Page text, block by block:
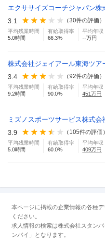
エクササイズコーチジャパン株
3.1 （30件の評価）
平均残業時間
5.0時間
有給取得率
66.3%
平均年収
--万円
株式会社ジェイアール東海ツア
3.4 （92件の評価）
平均残業時間
9.2時間
有給取得率
90.0%
平均年収
451万円
ミズノスポーツサービス株式会
3.9 （ 105件の評価）
平均残業時間
5.0時間
有給取得率
60.0%
平均年収
409万円
本ページに掲載の企業情報の各種
ください。
求人情報の検索は株式会社スタン
ンバイ」となります。